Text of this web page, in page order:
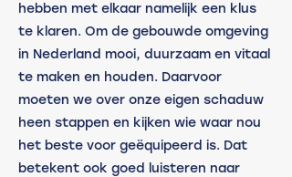
hebben met elkaar namelijk een klus
te klaren. Om de gebouwde omgeving
in Nederland mooi, duurzaam en vitaal
te maken en houden. Daarvoor
moeten we over onze eigen schaduw
heen stappen en kijken wie waar nou
het beste voor geëquipeerd is. Dat
betekent ook goed luisteren naar